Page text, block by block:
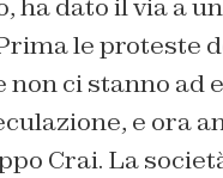
ha dato il via a
le proteste
ci stanno ad
e ora
Crai. La